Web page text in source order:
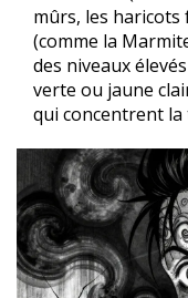
mûrs, les haricots
(comme la
des niveaux
verte ou jaune
qui concentrent la